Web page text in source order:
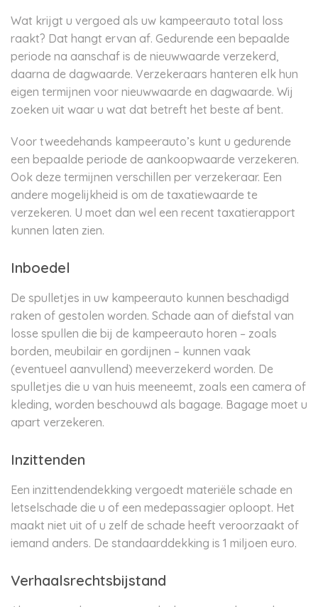
Wat krijgt u vergoed als uw kampeerauto total loss
raakt? Dat hangt ervan af. Gedurende een bepaalde
periode na aanschaf is de nieuwwaarde verzekerd,
daarna de dagwaarde. Verzekeraars hanteren elk hun
eigen termijnen voor nieuwwaarde en dagwaarde. Wij
zoeken uit waar u wat dat betreft het beste af bent.
Voor tweedehands kampeerauto’s kunt u gedurende
een bepaalde periode de aankoopwaarde verzekeren.
Ook deze termijnen verschillen per verzekeraar. Een
andere mogelijkheid is om de taxatiewaarde te
verzekeren. U moet dan wel een recent taxatierapport
kunnen laten zien.
Inboedel
De spulletjes in uw kampeerauto kunnen beschadigd
raken of gestolen worden. Schade aan of diefstal van
losse spullen die bij de kampeerauto horen – zoals
borden, meubilair en gordijnen – kunnen vaak
(eventueel aanvullend) meeverzekerd worden. De
spulletjes die u van huis meeneemt, zoals een camera of
kleding, worden beschouwd als bagage. Bagage moet u
apart verzekeren.
Inzittenden
Een inzittendendekking vergoedt materiële schade en
letselschade die u of een medepassagier oploopt. Het
maakt niet uit of u zelf de schade heeft veroorzaakt of
iemand anders. De standaarddekking is 1 miljoen euro.
Verhaalsrechtsbijstand